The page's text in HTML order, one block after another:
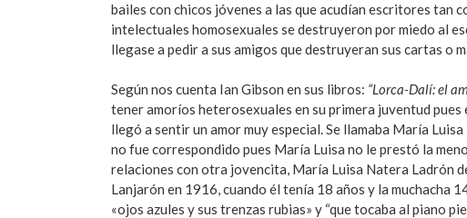
bailes con chicos jóvenes a las que acudían escritores tan
intelectuales homosexuales se destruyeron por miedo al
llegase a pedir a sus amigos que destruyeran sus cartas o
Según nos cuenta Ian Gibson en sus libros: “Lorca-Dalí: el
tener amoríos heterosexuales en su primera juventud
llegó a sentir un amor muy especial. Se llamaba María
no fue correspondido pues María Luisa no le prestó la
relaciones con otra jovencita, María Luisa Natera Ladrón
Lanjarón en 1916, cuando él tenía 18 años y la muchacha
«ojos azules y sus trenzas rubias» y “que tocaba al piano